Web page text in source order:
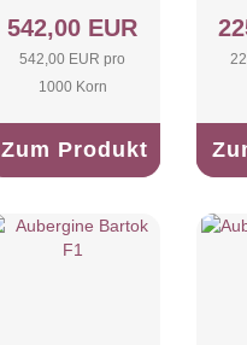
542,00 EUR
542,00 EUR pro
1000 Korn
Zum Produkt